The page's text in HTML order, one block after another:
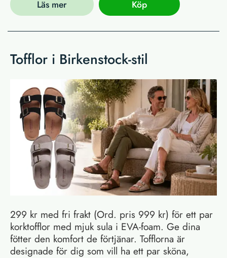
Läs mer Köp
Tofflor i Birkenstock-stil
299 kr med fri frakt (Ord. pris 999 kr) för ett par
korktofflor med mjuk sula i EVA-foam. Ge dina
fötter den komfort de förtjänar. Tofflorna är
designade för dig som vill ha ett par sköna,